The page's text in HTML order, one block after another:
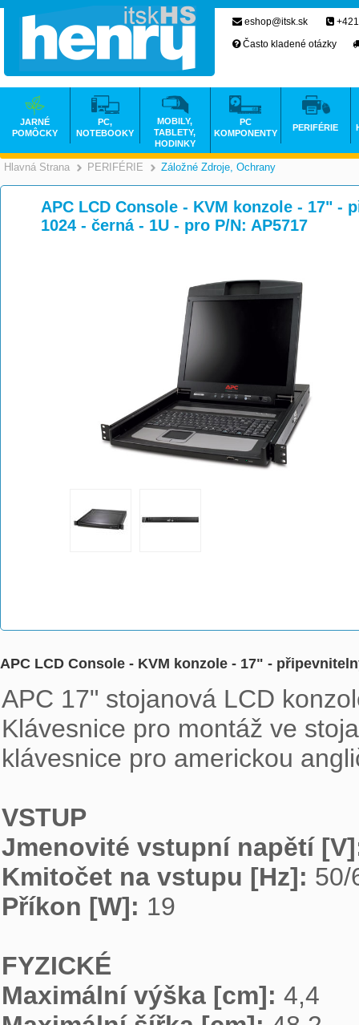
Hlavná Strana >
PERIFÉRIE >
Záložné Zdroje, Ochrany
APC LCD Console - KVM konzole - 17" -
1024 - černá - 1U - pro P/N: AP5717
APC LCD Console - KVM konzole - 17" -
APC 17" stojanová LCD
Klávesnice pro montáž ve
klávesnice pro americkou
VSTUP
Jmenovité vstupní napětí
Kmitočet na vstupu [Hz]:
Příkon [W]: 19
FYZICKÉ
Maximální výška [cm]:
eshop@itsk.sk
Často kladené otázky
JARNÉ
POMÔCKY
PC,
NOTEBOOKY
MOBILY,
TABLETY,
HODINKY
PC
KOMPONENTY
PERIFÉRIE